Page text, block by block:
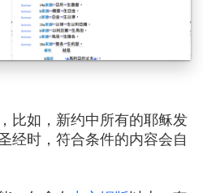
比如，新约中所有的耶稣发
经时，符合条件的内容会自